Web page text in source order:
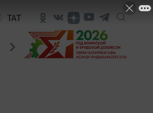
ТАТ
Новости Госавтоинспекции